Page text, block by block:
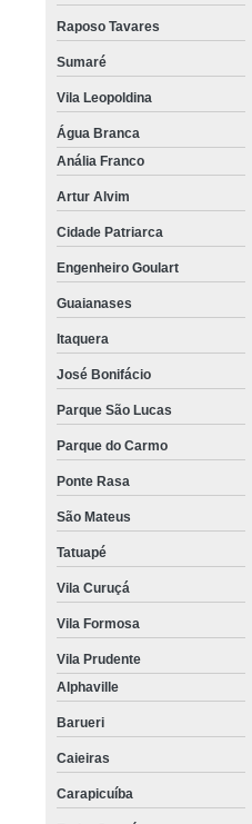
Raposo Tavares
Sumaré
Vila Leopoldina
Água Branca
Anália Franco
Artur Alvim
Cidade Patriarca
Engenheiro Goulart
Guaianases
Itaquera
José Bonifácio
Parque São Lucas
Parque do Carmo
Ponte Rasa
São Mateus
Tatuapé
Vila Curuçá
Vila Formosa
Vila Prudente
Alphaville
Barueri
Caieiras
Carapicuíba